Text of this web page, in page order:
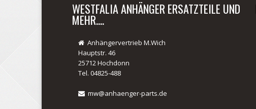
WESTFALIA ANHÄNGER ERSATZTEILE UND
MEHR....
Anhängervertrieb M.Wich
Hauptstr. 46
25712 Hochdonn
Tel. 04825-488
mw@anhaenger-parts.de